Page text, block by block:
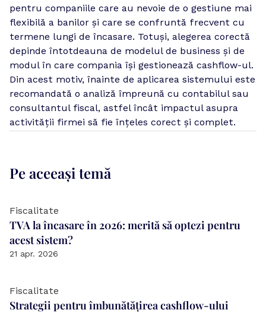
pentru companiile care au nevoie de o gestiune mai
flexibilă a banilor și care se confruntă frecvent cu
termene lungi de încasare. Totuși, alegerea corectă
depinde întotdeauna de modelul de business și de
modul în care compania își gestionează cashflow-ul.
Din acest motiv, înainte de aplicarea sistemului este
recomandată o analiză împreună cu contabilul sau
consultantul fiscal, astfel încât impactul asupra
activității firmei să fie înțeles corect și complet.
Pe aceeași temă
Fiscalitate
TVA la încasare în 2026: merită să optezi pentru
acest sistem?
21 apr. 2026
Fiscalitate
Strategii pentru îmbunătățirea cashflow-ului